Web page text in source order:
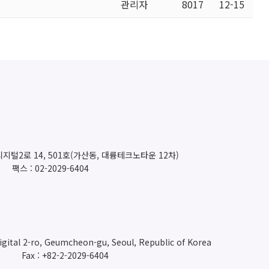
관리자 8017 12-15
털2로 14, 501호(가산동, 대륭테크노타운 12차)
팩스 : 02-2029-6404
2-ro, Geumcheon-gu, Seoul, Republic of Korea
Fax : +82-2-2029-6404